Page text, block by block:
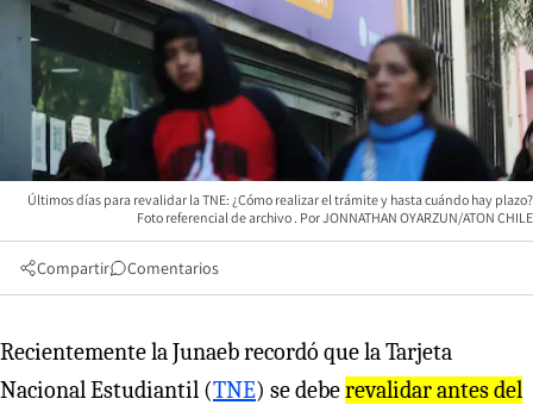
Últimos días para revalidar la TNE: ¿Cómo realizar el trámite y hasta cuándo hay plazo?
Foto referencial de archivo
JONNATHAN OYARZUN/ATON CHILE
Compartir Comentarios
Recientemente la Junaeb recordó que la Tarjeta
Nacional Estudiantil (TNE) se deberevalidar antes del